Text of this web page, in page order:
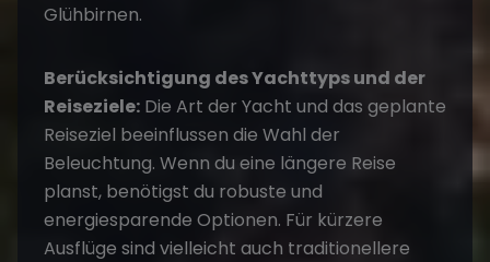
Glühbirnen.
Berücksichtigung des Yachttyps und der
Reiseziele: Die Art der Yacht und das geplante
Reiseziel beeinflussen die Wahl der
Beleuchtung. Wenn du eine längere Reise
planst, benötigst du robuste und
energiesparende Optionen. Für kürzere
Ausflüge sind vielleicht auch traditionellere